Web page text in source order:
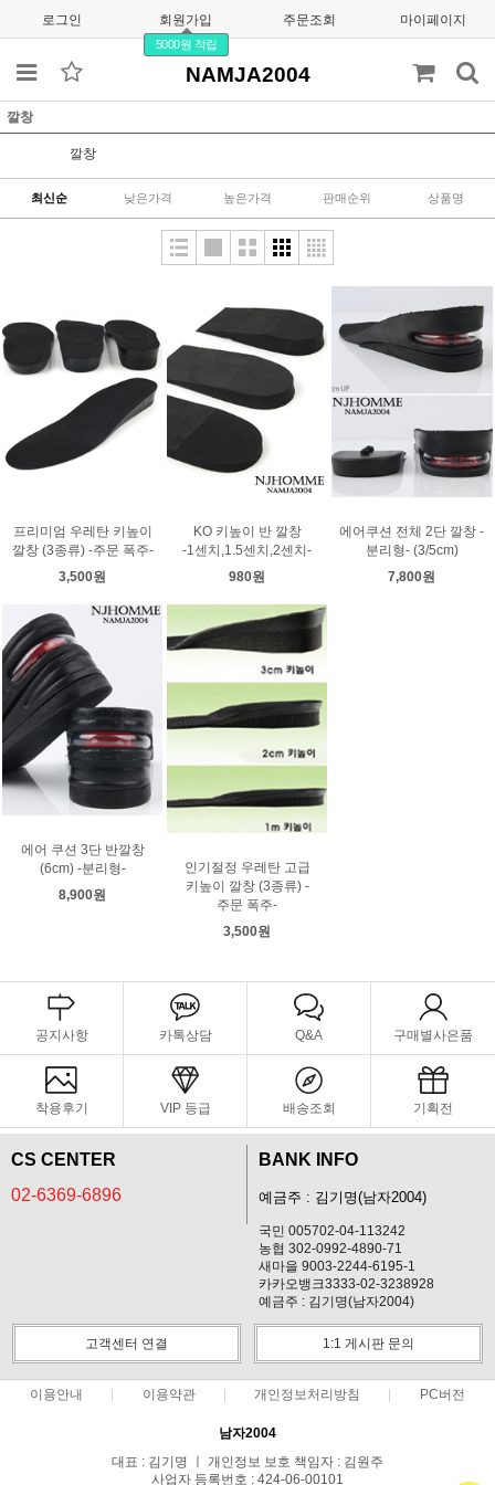
로그인 회원가입
5000원 적립
주문조회 마이페이지
NAMJA2004
깔창
깔창
최신순 낮은가격 높은가격 판매순위 상품명
프리미엄 우레탄 키높이
깔창 (3종류) -주문 폭주-
3,500원
KO 키높이 반 깔창
-1센치,1.5센치,2센치-
980원
에어쿠션 전체 2단 깔창 -
분리형- (3/5cm)
7,800원
에어 쿠션 3단 반깔창
(6cm) -분리형-
8,900원
인기절정 우레탄 고급
키높이 깔창 (3종류) -
주문 폭주-
3,500원
공지사항 카톡상담 Q&A 구매별사은품
착용후기 VIP 등급 배송조회 기획전
CS CENTER
02-6369-6896
BANK INFO
예금주 : 김기명(남자2004)
국민 005702-04-113242
농협 302-0992-4890-71
새마을 9003-2244-6195-1
카카오뱅크3333-02-3238928
예금주 : 김기명(남자2004)
고객센터 연결 1:1 게시판 문의
이용안내 이용약관 개인정보처리방침 PC버전
남자2004
대표 : 김기명 ㅣ 개인정보 보호 책임자 : 김원주
사업자 등록번호 : 424-06-00101